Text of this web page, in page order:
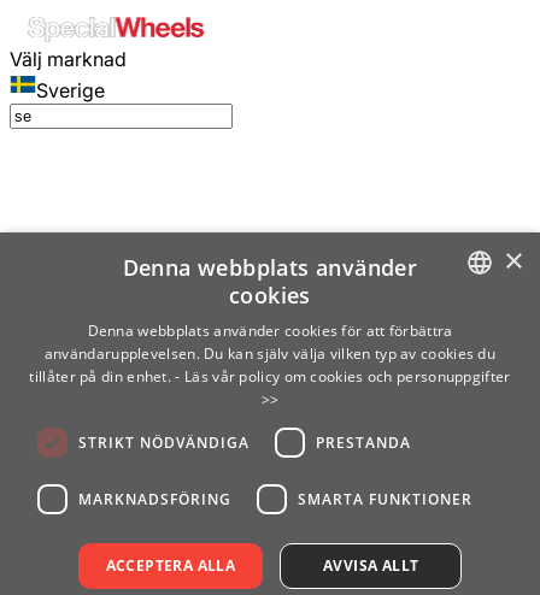
Välj marknad
Sverige
SWEDISH
×
Denna webbplats använder
cookies
Denna webbplats använder cookies för att förbättra
användarupplevelsen. Du kan själv välja vilken typ av cookies du
tillåter på din enhet. - Läs vår policy om cookies och personuppgifter
>>
STRIKT NÖDVÄNDIGA PRESTANDA
MARKNADSFÖRING SMARTA FUNKTIONER
ACCEPTERA ALLA AVVISA ALLT